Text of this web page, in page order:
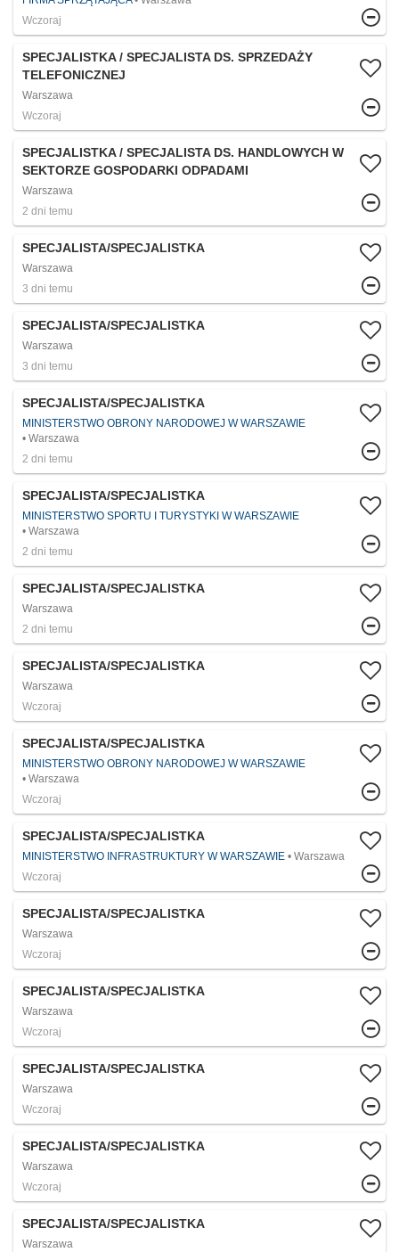
Wczoraj
SPECJALISTKA / SPECJALISTA DS. SPRZEDAŻY
TELEFONICZNEJ
Warszawa
Wczoraj
SPECJALISTKA / SPECJALISTA DS. HANDLOWYCH W
SEKTORZE GOSPODARKI ODPADAMI
Warszawa
2 dni temu
SPECJALISTA/SPECJALISTKA
Warszawa
3 dni temu
SPECJALISTA/SPECJALISTKA
Warszawa
3 dni temu
SPECJALISTA/SPECJALISTKA
MINISTERSTWO OBRONY NARODOWEJ W WARSZAWIE
Warszawa
2 dni temu
SPECJALISTA/SPECJALISTKA
MINISTERSTWO SPORTU I TURYSTYKI W WARSZAWIE
Warszawa
2 dni temu
SPECJALISTA/SPECJALISTKA
Warszawa
2 dni temu
SPECJALISTA/SPECJALISTKA
Warszawa
Wczoraj
SPECJALISTA/SPECJALISTKA
MINISTERSTWO OBRONY NARODOWEJ W WARSZAWIE
Warszawa
Wczoraj
SPECJALISTA/SPECJALISTKA
MINISTERSTWO INFRASTRUKTURY W WARSZAWIE
Warszawa
Wczoraj
SPECJALISTA/SPECJALISTKA
Warszawa
Wczoraj
SPECJALISTA/SPECJALISTKA
Warszawa
Wczoraj
SPECJALISTA/SPECJALISTKA
Warszawa
Wczoraj
SPECJALISTA/SPECJALISTKA
Warszawa
Wczoraj
SPECJALISTA/SPECJALISTKA
Warszawa